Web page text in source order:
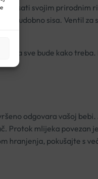
i disati svojim prirodnim
da udobno sisa. Ventil
da sve bude kako
odgovara vašoj bebi.
Protok mlijeka povezan
hranjenja, pokušajte s